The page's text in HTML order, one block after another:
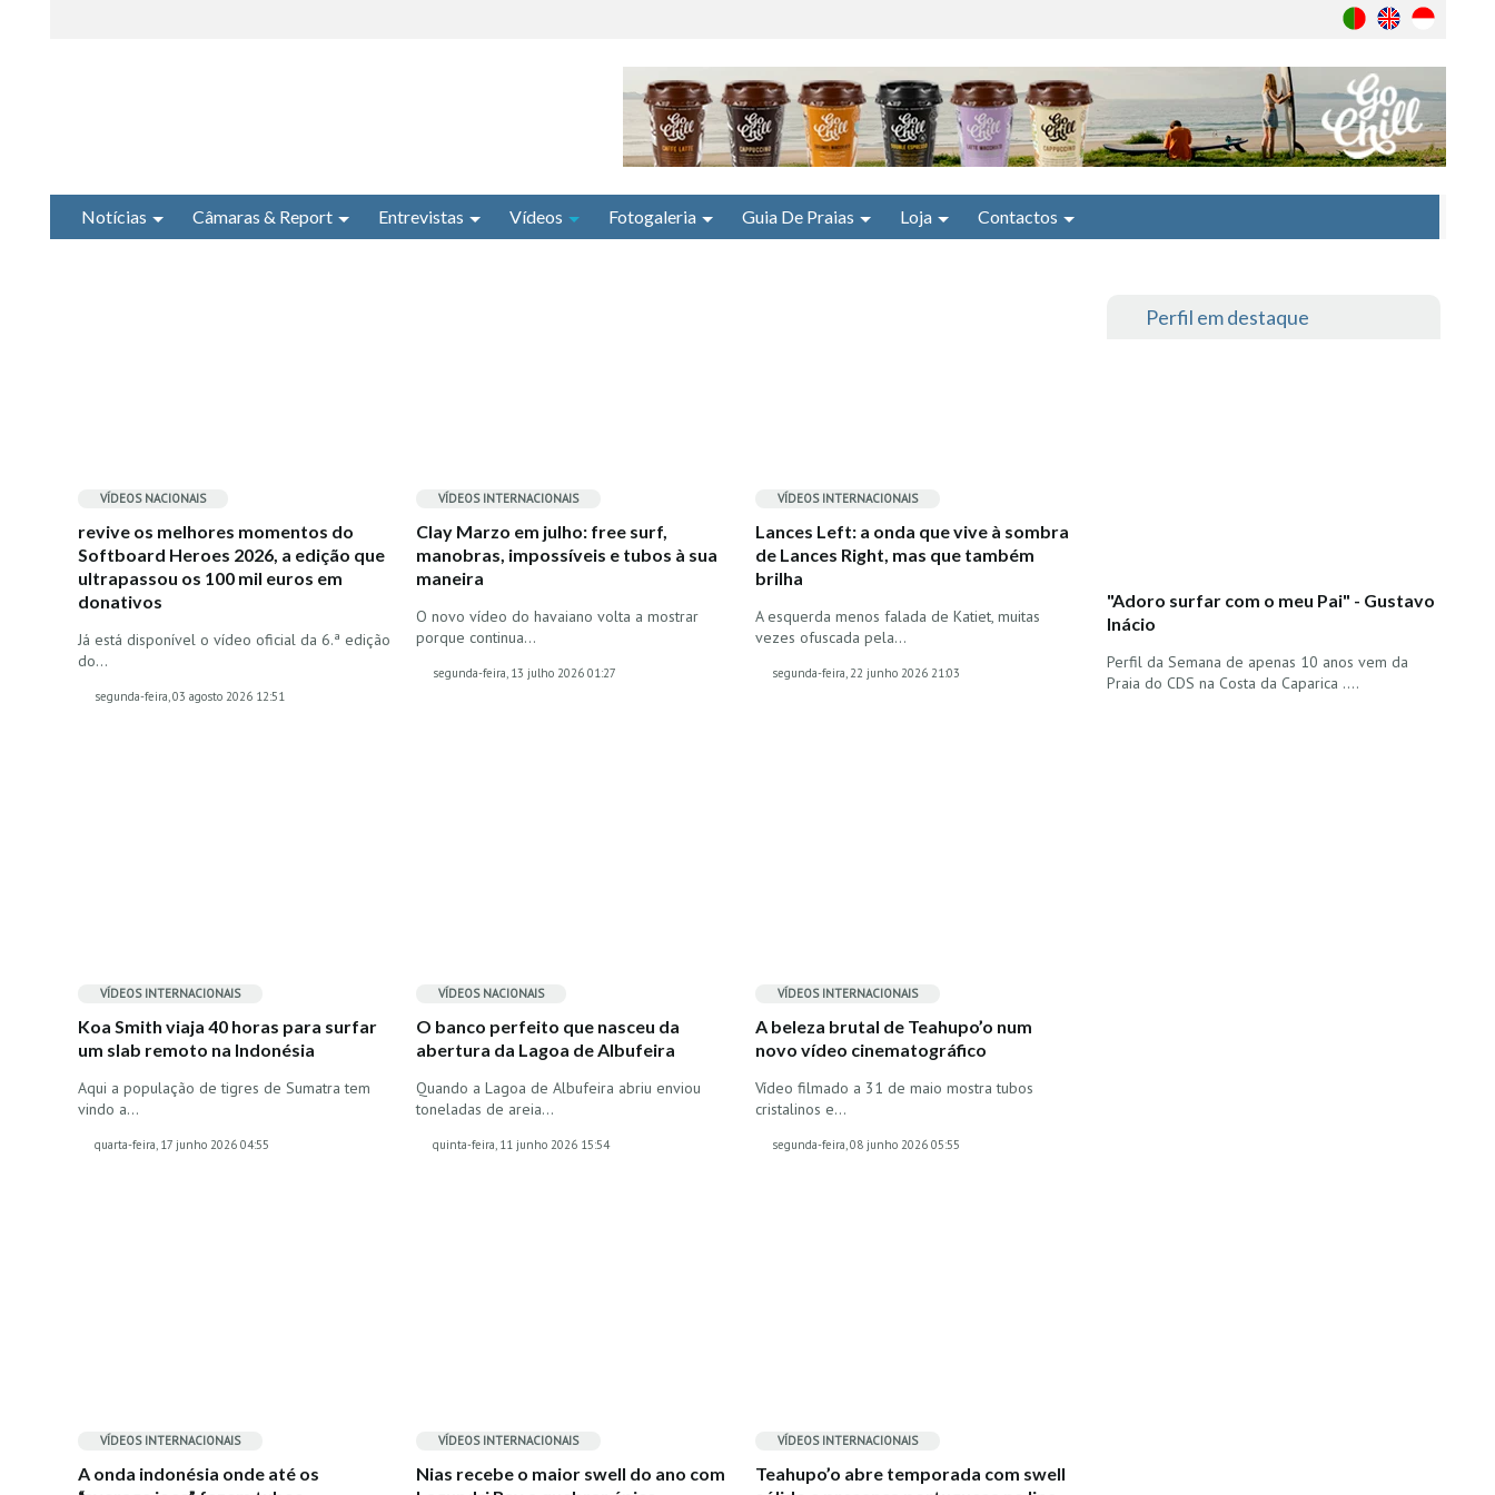
Notícias Câmaras & Report Entrevistas Vídeos Fotogaleria Guia De Praias Loja Contactos
VÍDEOS NACIONAIS
revive os melhores momentos do
Softboard Heroes 2026, a edição que
ultrapassou os 100 mil euros em
donativos
Já está disponível o vídeo oficial da 6.ª edição
do…
segunda-feira, 03 agosto 2026 12:51
VÍDEOS INTERNACIONAIS
Clay Marzo em julho: free surf,
manobras, impossíveis e tubos à sua
maneira
O novo vídeo do havaiano volta a mostrar
porque continua…
segunda-feira, 13 julho 2026 01:27
VÍDEOS INTERNACIONAIS
Lances Left: a onda que vive à sombra
de Lances Right, mas que também
brilha
A esquerda menos falada de Katiet, muitas
vezes ofuscada pela…
segunda-feira, 22 junho 2026 21:03
VÍDEOS INTERNACIONAIS
Koa Smith viaja 40 horas para surfar
um slab remoto na Indonésia
Aqui a população de tigres de Sumatra tem
vindo a…
quarta-feira, 17 junho 2026 04:55
VÍDEOS NACIONAIS
O banco perfeito que nasceu da
abertura da Lagoa de Albufeira
Quando a Lagoa de Albufeira abriu enviou
toneladas de areia…
quinta-feira, 11 junho 2026 15:54
VÍDEOS INTERNACIONAIS
A beleza brutal de Teahupo’o num
novo vídeo cinematográfico
Vídeo filmado a 31 de maio mostra tubos
cristalinos e…
segunda-feira, 08 junho 2026 05:55
VÍDEOS INTERNACIONAIS
A onda indonésia onde até os
VÍDEOS INTERNACIONAIS
Nias recebe o maior swell do ano com
VÍDEOS INTERNACIONAIS
Teahupo’o abre temporada com swell
Perfil em destaque
"Adoro surfar com o meu Pai" - Gustavo
Inácio
Perfil da Semana de apenas 10 anos vem da
Praia do CDS na Costa da Caparica ....